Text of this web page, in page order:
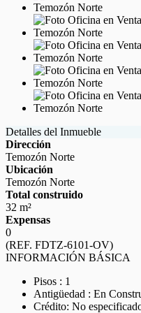
Detalles del Inmueble
Dirección
Temozón Norte
Ubicación
Temozón Norte
Total construido
32 m²
Expensas
0
(REF. FDTZ-6101-OV)
INFORMACIÓN BÁSICA
Pisos : 1
Antigüedad : En
Crédito: No